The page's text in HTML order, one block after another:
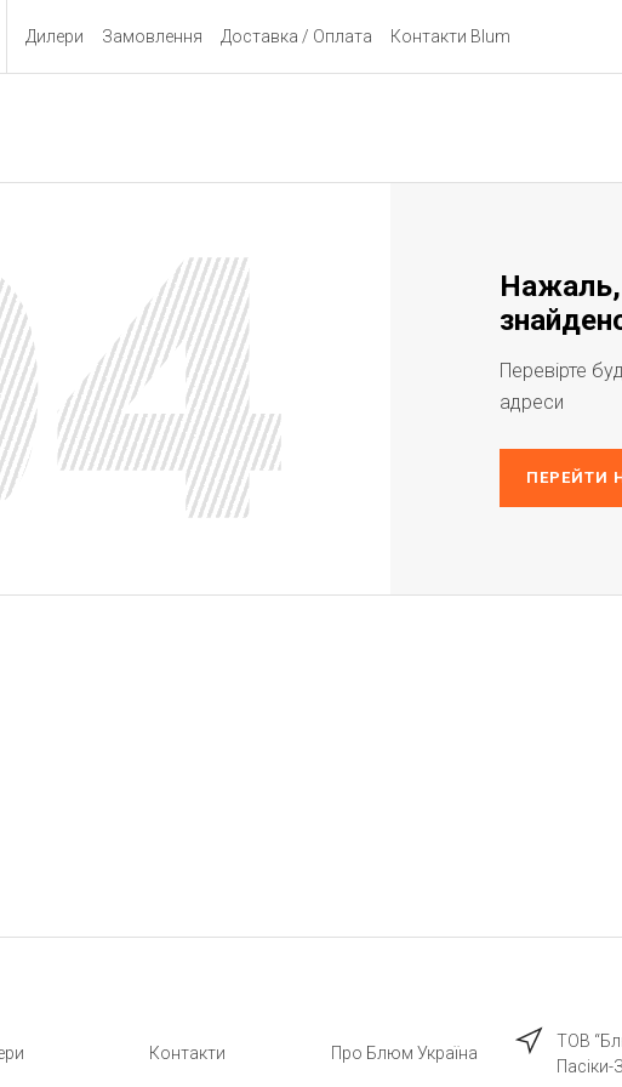
Дилери Замовлення Доставка / Оплата Контакти Blum
Нажаль,
Перевірте
адреси
ПЕРЕЙТИ
Контакти Про Блюм Україна
ТОВ
Пасіки-